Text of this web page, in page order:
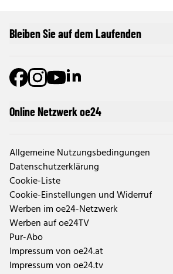
Online Netzwerk oe24
Allgemeine Nutzungsbedingungen
Datenschutzerklärung
Cookie-Liste
Cookie-Einstellungen und Widerruf
Werben im oe24-Netzwerk
Werben auf oe24TV
Pur-Abo
Impressum von oe24.at
Impressum von oe24.tv
Bleiben Sie auf dem Laufenden